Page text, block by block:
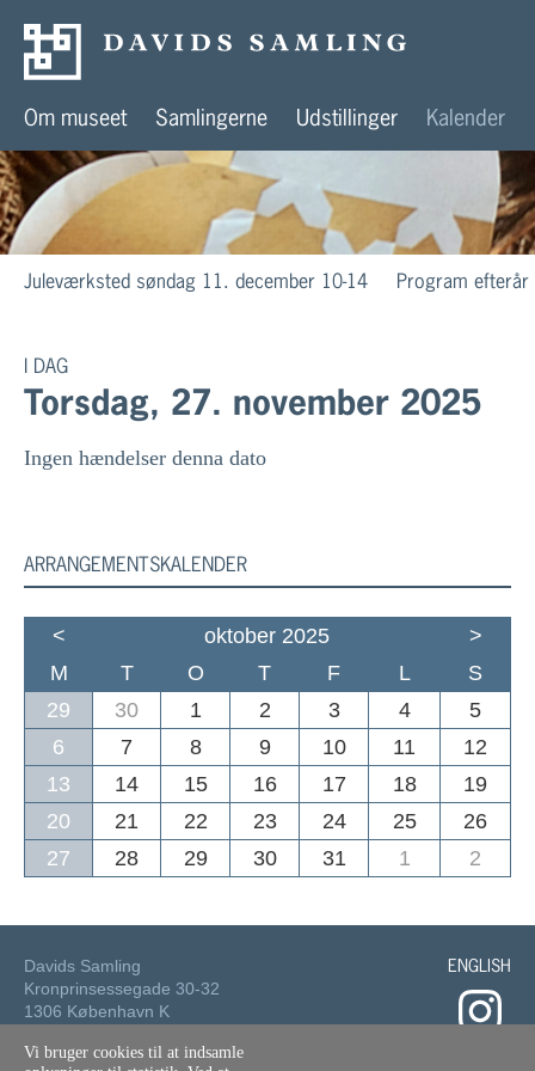
Om museet Samlingerne Udstillinger Kalender
Juleværksted søndag 11. december 10-14 Program
I DAG
Torsdag, 27. november 2025
Ingen hændelser denna dato
ARRANGEMENTSKALENDER
< oktober 2025
>
M
T O T F L
S
29
30 1 2 3 4
5
6
7 8 9 10 11
12
13
14 15 16 17 18
19
20
21 22 23 24 25
26
27
28 29 30 31 1 2
Davids Samling
Kronprinsessegade 30-32
1306 København K
Tlf.: 33 73 49 49
ENGLISH
Vi bruger cookies til at indsamle